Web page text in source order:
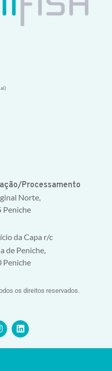
Processamento
Norte,
Peniche
da Capa r/c
de Peniche,
Peniche
os direitos reservados.